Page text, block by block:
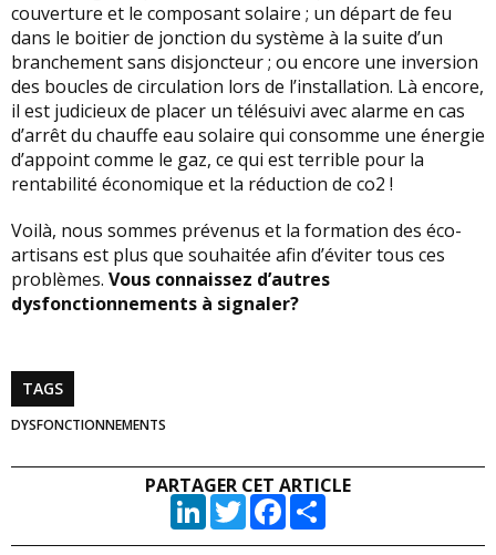
couverture et le composant solaire ; un départ de feu
dans le boitier de jonction du système à la suite d’un
branchement sans disjoncteur ; ou encore une inversion
des boucles de circulation lors de l’installation. Là encore,
il est judicieux de placer un télésuivi avec alarme en cas
d’arrêt du chauffe eau solaire qui consomme une énergie
d’appoint comme le gaz, ce qui est terrible pour la
rentabilité économique et la réduction de co2 !
Voilà, nous sommes prévenus et la formation des éco-
artisans est plus que souhaitée afin d’éviter tous ces
problèmes. Vous connaissez d’autres
dysfonctionnements à signaler?
TAGS
DYSFONCTIONNEMENTS
PARTAGER CET ARTICLE
LinkedInTwitterFacebook